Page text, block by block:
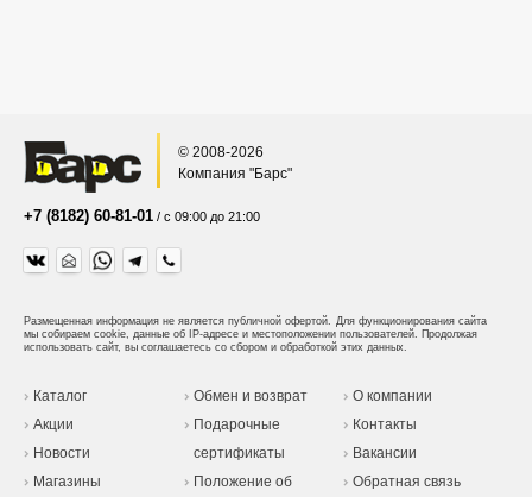
© 2008-2026
Компания "Барс"
+7 (8182) 60-81-01 / с 09:00 до 21:00
Размещенная информация не является публичной офертой. Для функционирования сайта
мы собираем cookie, данные об IP-адресе и местоположении пользователей. Продолжая
использовать сайт, вы соглашаетесь со сбором и обработкой этих данных.
Каталог
Акции
Новости
Магазины
Обмен и возврат
Подарочные
сертификаты
Положение об
О компании
Контакты
Вакансии
Обратная связь